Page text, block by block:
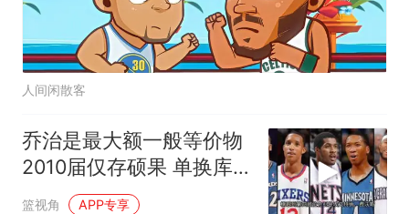
人间闲散客
乔治是最大额一般等价物
2010届仅存硕果 单换库
里非传说？
篮视角 APP专享